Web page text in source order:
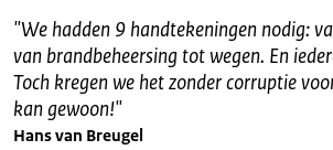
"We hadden 9 handtekeningen nodig:
van brandbeheersing tot wegen. En
Toch kregen we het zonder corruptie
kan gewoon!"
Hans van Breugel